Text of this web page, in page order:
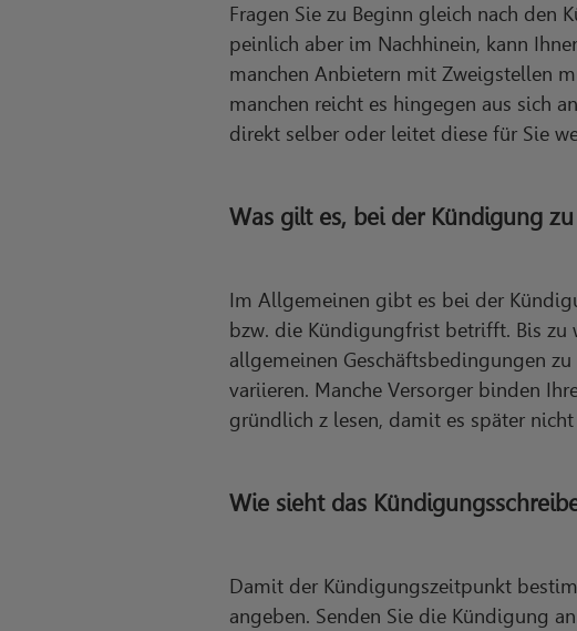
Fragen Sie zu Beginn gleich nach den
peinlich aber im Nachhinein, kann
manchen Anbietern mit Zweigstellen
manchen reicht es hingegen aus sich
direkt selber oder leitet diese für Sie
Was gilt es, bei der Kündigung
Im Allgemeinen gibt es bei der
bzw. die Kündigungfrist betrifft. Bis
allgemeinen Geschäftsbedingungen
variieren. Manche Versorger binden
gründlich z lesen, damit es später
Wie sieht das
Damit der Kündigungszeitpunkt
angeben. Senden Sie die Kündigung